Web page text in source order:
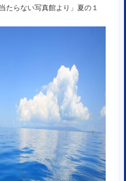
たらない写真館より」夏の１